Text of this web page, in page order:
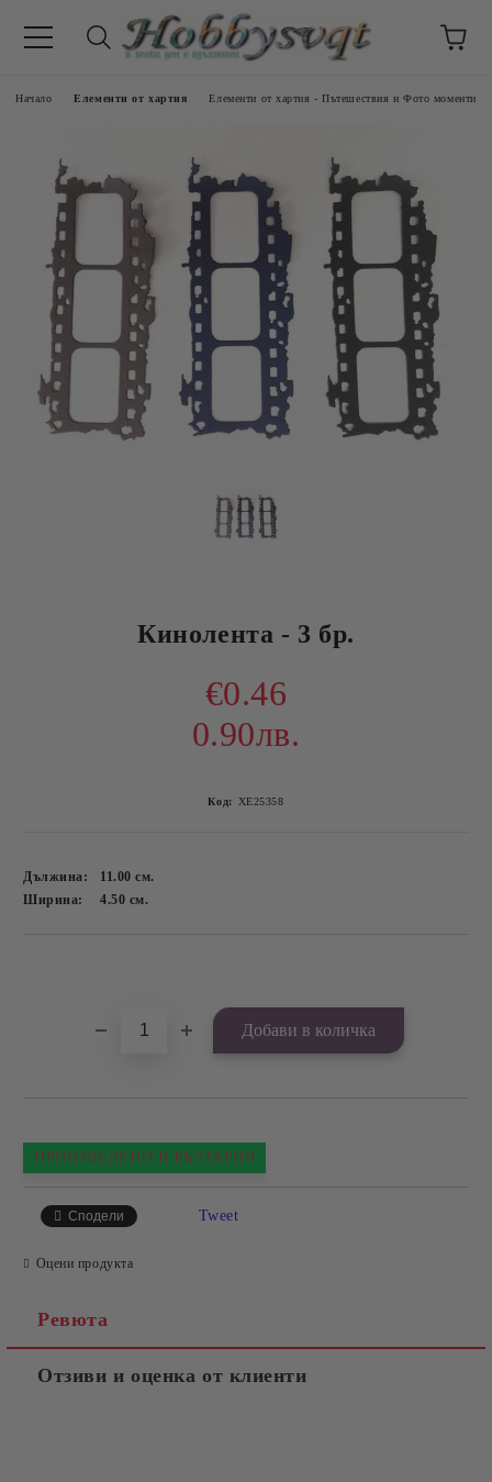
Начало Елементи от хартия Елементи от хартия - Пътешествия и Фото моменти
Кинолента - 3 бр.
€0.46
0.90лв.
Код: ХЕ25358
Дължина: 11.00см.
Ширина:
4.50 см.
ПРОИЗВЕДЕНО В БЪЛГАРИЯ
Сподели Tweet
Оцени продукта
Ревюта
Отзиви и оценка от клиенти